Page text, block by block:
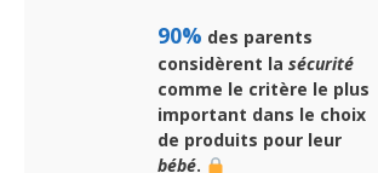
90% des parents
considèrent la sécurité
comme le critère le plus
important dans le choix
de produits pour leur
bébé.